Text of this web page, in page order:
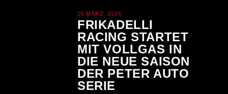
25 MÄRZ, 2026
FRIKADELLI
RACING STARTET
MIT VOLLGAS IN
DIE NEUE SAISON
DER PETER AUTO
SERIE